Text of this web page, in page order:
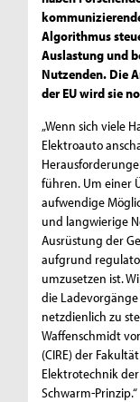
Algorithmus
Auslastung und
Nutzenden. Die
der EU wird sie
„Wenn sich viele
Elektroauto
führen. Um einer
aufwendige
und langwierige
Ausrüstung der
aufgrund
umzusetzen ist.
die
netzdienlich zu
Waffenschmidt
(CIRE) der
Elektrotechnik der
Schwarm-Prinzip.“